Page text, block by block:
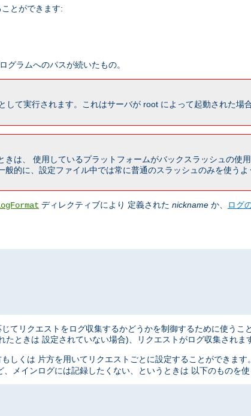
とができます:
グラムへのパスが続いたもの。
して実行されます。これはサーバが root によって起動された場
は、 使用しているプラットフォームがバックスラッシュの使
的に、設定ファイル中では常に普通のスラッシュのみを使う
ディレクティブにより 定義された nickname か、 ログ
てリクエストをログ収集するかどうかを制御するために使うこ
たときは 設定されていない場合)、リクエストがログ収集されま
しくは 片方を用いてリクエストごとに設定することができま
メインログには記録したくない、というときは 以下のものを